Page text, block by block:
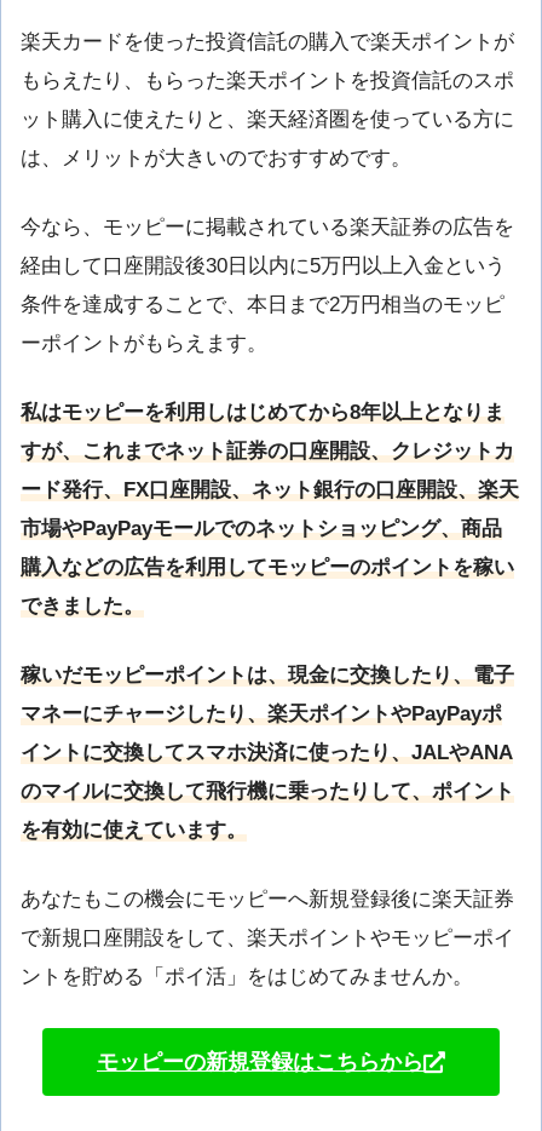
楽天カードを使った投資信託の購入で楽天ポイントが
もらえたり、もらった楽天ポイントを投資信託のスポ
ット購入に使えたりと、楽天経済圏を使っている方に
は、メリットが大きいのでおすすめです。
今なら、モッピーに掲載されている楽天証券の広告を
経由して口座開設後30日以内に5万円以上入金という
条件を達成することで、本日まで2万円相当のモッピ
ーポイントがもらえます。
私はモッピーを利用しはじめてから8年以上となりま
すが、これまでネット証券の口座開設、クレジットカ
ード発行、FX口座開設、ネット銀行の口座開設、楽天
市場やPayPayモールでのネットショッピング、商品
購入などの広告を利用してモッピーのポイントを稼い
できました。
稼いだモッピーポイントは、現金に交換したり、電子
マネーにチャージしたり、楽天ポイントやPayPayポ
イントに交換してスマホ決済に使ったり、JALやANA
のマイルに交換して飛行機に乗ったりして、ポイント
を有効に使えています。
あなたもこの機会にモッピーへ新規登録後に楽天証券
で新規口座開設をして、楽天ポイントやモッピーポイ
ントを貯める「ポイ活」をはじめてみませんか。
モッピーの新規登録はこちらから